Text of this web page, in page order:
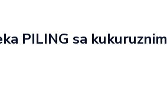
PILING sa kukuruznim